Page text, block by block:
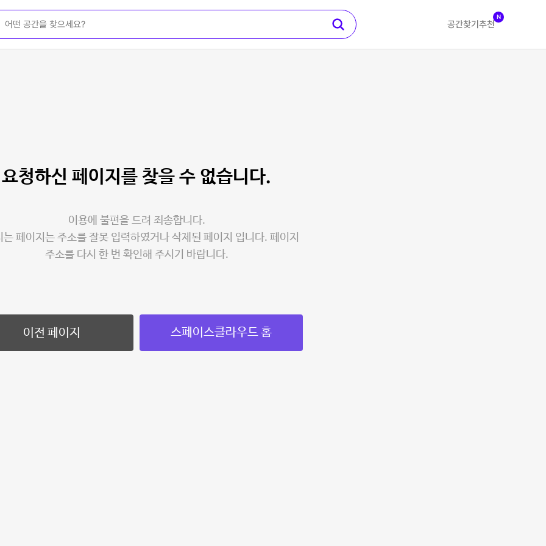
공간찾기 추천
N
요청하신 페이지를 찾을 수 없습니다.
이용에 불편을 드려 죄송합니다.
는 페이지는 주소를 잘못 입력하였거나 삭제된 페이지 입니다. 페이지
주소를 다시 한 번 확인해 주시기 바랍니다.
이전 페이지 스페이스클라우드 홈